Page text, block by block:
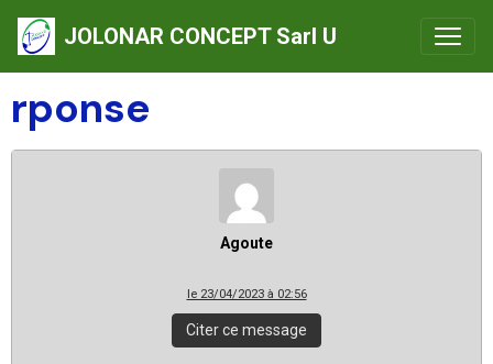
JOLONAR CONCEPT Sarl U
rponse
Agoute
le 23/04/2023 à 02:56
Citer ce message